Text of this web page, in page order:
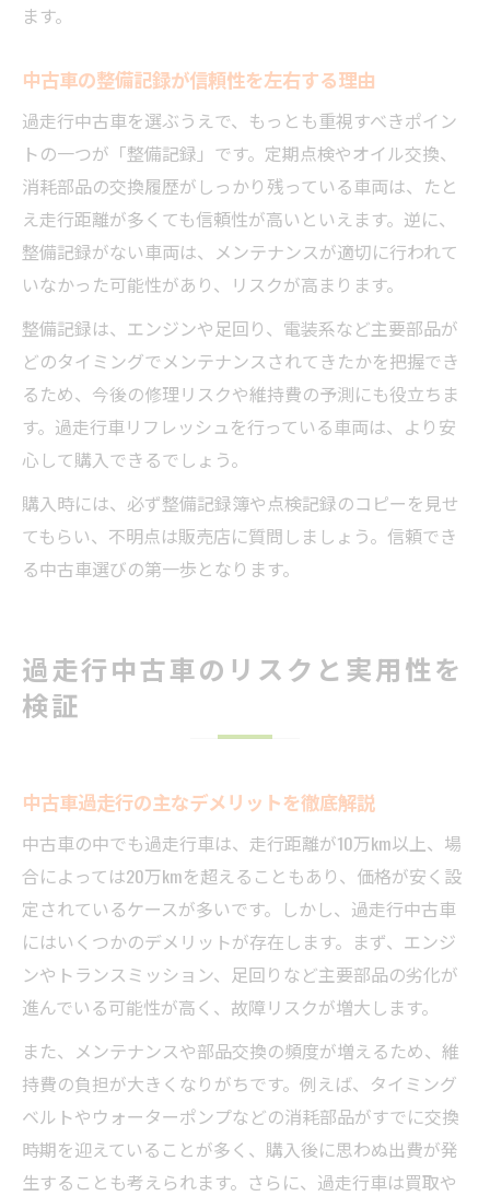
ます。
中古車の整備記録が信頼性を左右する理由
過走行中古車を選ぶうえで、もっとも重視すべきポイン
トの一つが「整備記録」です。定期点検やオイル交換、
消耗部品の交換履歴がしっかり残っている車両は、たと
え走行距離が多くても信頼性が高いといえます。逆に、
整備記録がない車両は、メンテナンスが適切に行われて
いなかった可能性があり、リスクが高まります。
整備記録は、エンジンや足回り、電装系など主要部品が
どのタイミングでメンテナンスされてきたかを把握でき
るため、今後の修理リスクや維持費の予測にも役立ちま
す。過走行車リフレッシュを行っている車両は、より安
心して購入できるでしょう。
購入時には、必ず整備記録簿や点検記録のコピーを見せ
てもらい、不明点は販売店に質問しましょう。信頼でき
る中古車選びの第一歩となります。
過走行中古車のリスクと実用性を
検証
中古車過走行の主なデメリットを徹底解説
中古車の中でも過走行車は、走行距離が10万km以上、場
合によっては20万kmを超えることもあり、価格が安く設
定されているケースが多いです。しかし、過走行中古車
にはいくつかのデメリットが存在します。まず、エンジ
ンやトランスミッション、足回りなど主要部品の劣化が
進んでいる可能性が高く、故障リスクが増大します。
また、メンテナンスや部品交換の頻度が増えるため、維
持費の負担が大きくなりがちです。例えば、タイミング
ベルトやウォーターポンプなどの消耗部品がすでに交換
時期を迎えていることが多く、購入後に思わぬ出費が発
生することも考えられます。さらに、過走行車は買取や